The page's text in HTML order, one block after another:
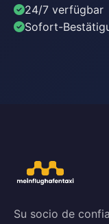
24/7 verfügbar
Sofort-
Su socio de